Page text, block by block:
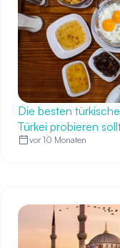
Die besten
Türkei probieren
vor 10 Monaten